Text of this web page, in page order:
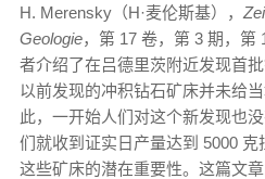
H. Merensky（H·麦伦斯基），
Geologie，第 17 卷，第 3 期，第
者介绍了在吕德里茨附近发现首
以前发现的冲积钻石矿床并未给
此，一开始人们对这个新发现也
们就收到证实日产量达到 5000 克
这些矿床的潜在重要性。这篇文